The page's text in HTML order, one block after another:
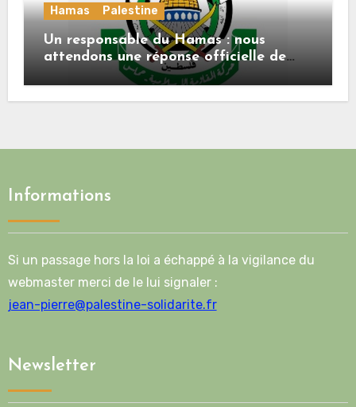
Hamas Palestine
Un responsable du Hamas : nous
attendons une réponse officielle de
Mladenov concernant la feuille de
Informations
Si un passage hors la loi a échappé à la vigilance du
webmaster merci de le lui signaler :
jean-pierre@palestine-solidarite.fr
Newsletter